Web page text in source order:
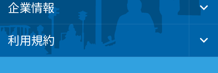
企業情報
利用規約